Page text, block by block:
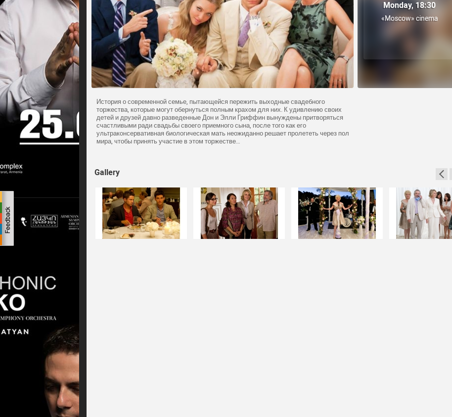
Monday, 18:30
«Moscow» cinema
История о современной семье, пытающейся пережить выходные свадебного
торжества, которые могут обернуться полным крахом для них. К удивлению своих
детей и друзей давно разведенные Дон и Элли Гриффин вынуждены притворяться
счастливыми ради свадьбы своего приемного сына, после того как его
ультраконсервативная биологическая мать неожиданно решает пролететь через пол
мира, чтобы принять участие в этом торжестве…
Gallery